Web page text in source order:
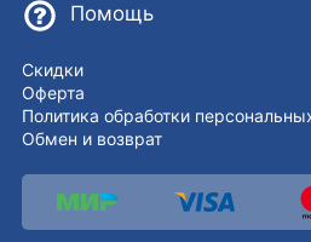
Помощь
Скидки
Оферта
Политика обработки
Обмен и возврат